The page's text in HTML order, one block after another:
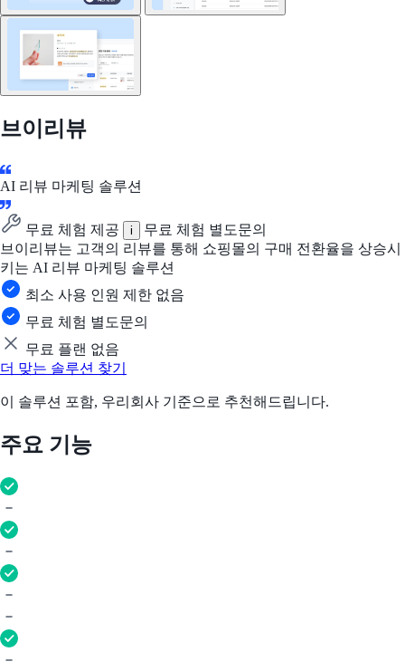
브이리뷰
AI 리뷰 마케팅 솔루션
무료 체험 제공 i
무료 체험 별도문의
브이리뷰는 고객의 리뷰를 통해 쇼핑몰의 구매 전환율을 상승시
키는 AI 리뷰 마케팅 솔루션
최소 사용 인원 제한 없음
무료 체험 별도문의
무료 플랜 없음
더 맞는 솔루션 찾기
이 솔루션 포함, 우리회사 기준으로 추천해드립니다.
주요 기능